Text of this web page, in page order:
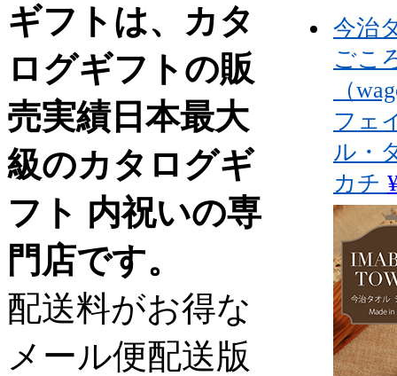
今治
ごこ
（
フェ
ル・
カチ
ギフトは、カタ
ログギフトの販
売実績日本最大
級のカタログギ
フト 内祝いの専
門店です。
配送料がお得な
メール便配送版